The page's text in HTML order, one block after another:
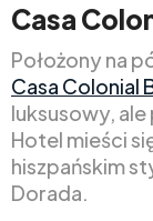
Casa
Położony na
Casa Colonial
luksusowy,
Hotel mieści
hiszpańskim
Dorada.